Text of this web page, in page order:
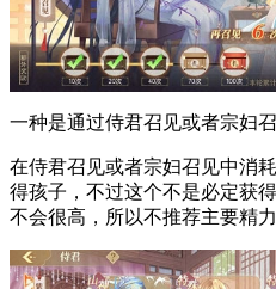
一种是通过侍君召见或者宗妇
在侍君召见或者宗妇召见中消
得孩子，不过这个不是必定获
不会很高，所以不推荐主要精